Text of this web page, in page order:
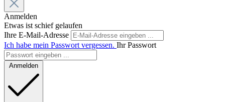
Anmelden
Etwas ist schief gelaufen
Ihre E-Mail-Adresse
Ich habe mein Passwort vergessen. Ihr Passwort
Anmelden